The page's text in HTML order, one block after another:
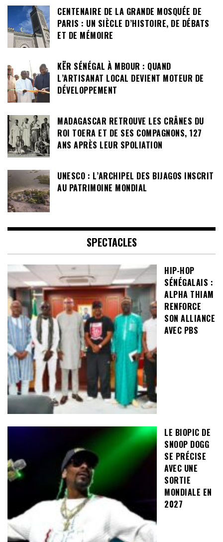
CENTENAIRE DE LA GRANDE MOSQUÉE DE
PARIS : UN SIÈCLE D’HISTOIRE, DE DÉBATS
ET DE MÉMOIRE
KËR SÉNÉGAL À MBOUR : QUAND
L’ARTISANAT LOCAL DEVIENT MOTEUR DE
DÉVELOPPEMENT
MADAGASCAR RETROUVE LES CRÂNES DU
ROI TOERA ET DE SES COMPAGNONS, 127
ANS APRÈS LEUR SPOLIATION
UNESCO : L’ARCHIPEL DES BIJAGOS INSCRIT
AU PATRIMOINE MONDIAL
SPECTACLES
HIP-HOP
SÉNÉGALAIS :
ALPHA THIAM
RENFORCE
SON ALLIANCE
AVEC PBS
LE BIOPIC DE
SNOOP DOGG
SE PRÉCISE
AVEC UNE
SORTIE
MONDIALE EN
2027